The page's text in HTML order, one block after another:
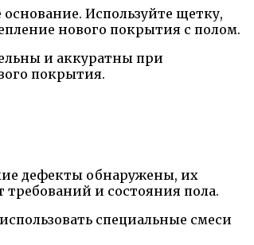
Используйте щетку,
нового покрытия с полом.
и аккуратны при
покрытия.
дефекты обнаружены, их
и состояния пола.
специальные смеси